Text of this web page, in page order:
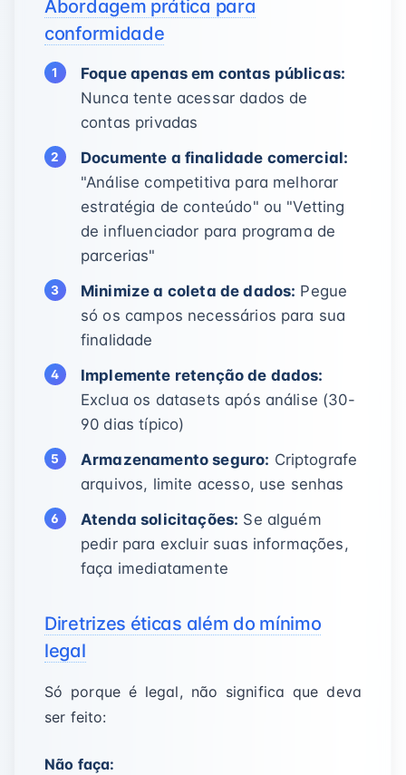
Abordagem prática para
conformidade
Foque apenas em contas públicas:
Nunca tente acessar dados de
contas privadas
Documente a finalidade comercial:
"Análise competitiva para melhorar
estratégia de conteúdo" ou "Vetting
de influenciador para programa de
parcerias"
Minimize a coleta de dados: Pegue
só os campos necessários para sua
finalidade
Implemente retenção de dados:
Exclua os datasets após análise (30-
90 dias típico)
Armazenamento seguro: Criptografe
arquivos, limite acesso, use senhas
Atenda solicitações: Se alguém
pedir para excluir suas informações,
faça imediatamente
Diretrizes éticas além do mínimo
legal
Só porque é legal, não significa que deva
ser feito:
Não faça: